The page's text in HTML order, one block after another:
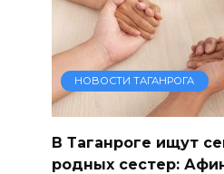
НОВОСТИ ТАГАНРОГА
В Таганроге ищут
родных сестер: